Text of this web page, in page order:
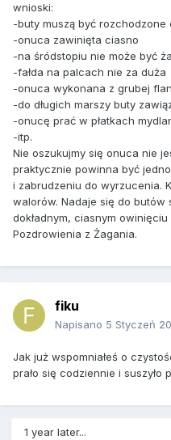
wnioski:
-buty muszą być
-onuca zawinięta ciasno
-na śródstopiu nie może być
-fałda na palcach nie za duża
-onuca wykonana z grubej
-do długich marszy buty
-onucę prać w płatkach
-itp.
Nie oszukujmy się onuca nie
praktycznie powinna być
i zabrudzeniu do wyrzucenia.
walorów. Nadaje się do
dokładnym, ciasnym
Pozdrowienia z Żagania.
fiku
Napisano 5 Styczeń
Jak już wspomniałeś o
prało się codziennie i suszyło
1 year later...